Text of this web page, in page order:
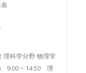
理科学分野 物理学
) 9:00 ~ 14:50 理